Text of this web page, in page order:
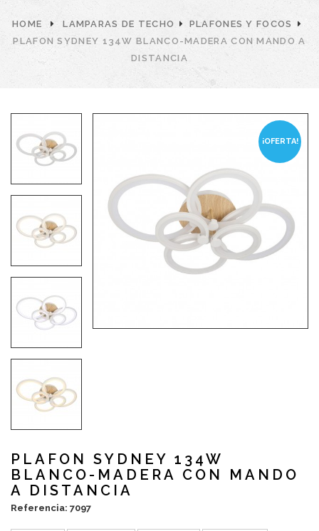
HOME LAMPARAS DE TECHO
PLAFONES Y FOCOS
PLAFON SYDNEY 134W BLANCO-MADERA CON MANDO A
DISTANCIA
¡OFERTA!
PLAFON SYDNEY 134W
BLANCO-MADERA CON MANDO
A DISTANCIA
Referencia: 7097